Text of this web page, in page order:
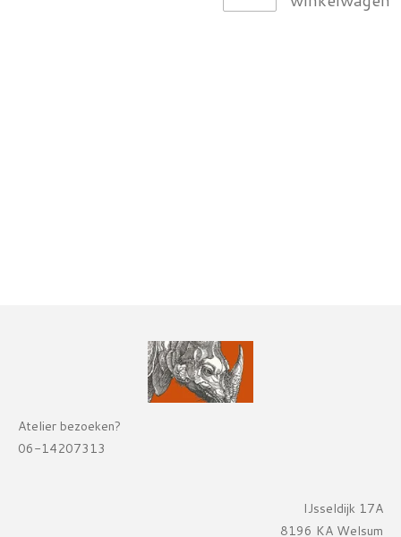
Atelier bezoeken?
06-14207313
IJsseldijk 17A
8196 KA Welsum